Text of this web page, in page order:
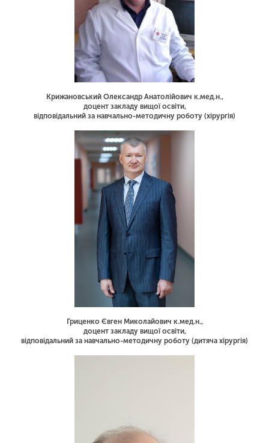
Крижановський Олександр Анатолійович к.мед.н.,
доцент закладу вищої освіти,
відповідальний за навчально-методичну роботу (хірургія)
Гриценко Євген Миколайович к.мед.н.,
доцент закладу вищої освіти,
відповідальний за навчально-методичну роботу (дитяча хірургія)